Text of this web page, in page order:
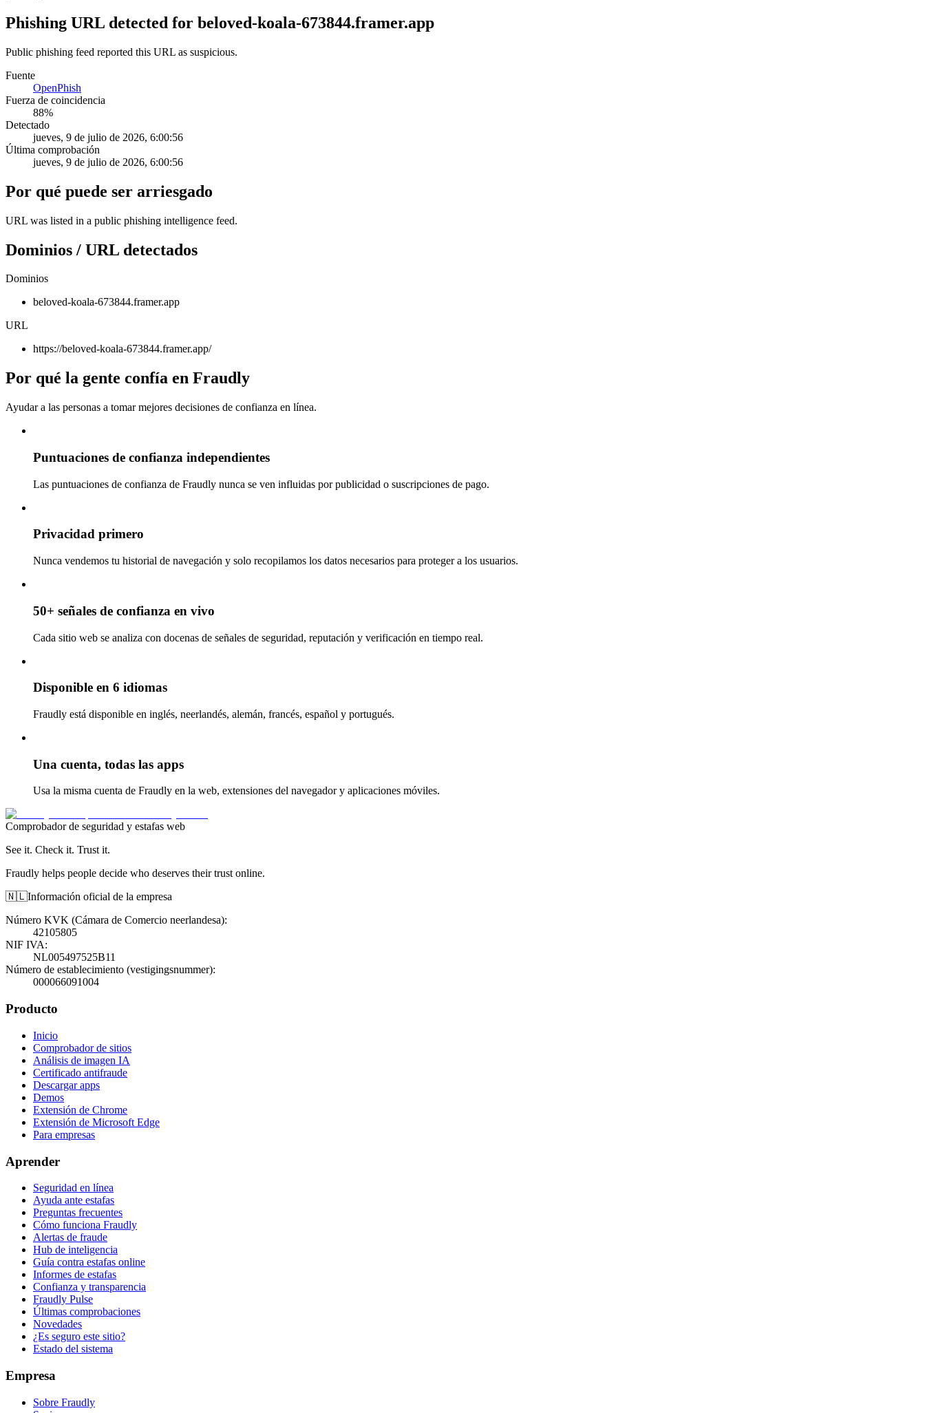
Phishing URL detected for beloved-koala-673844.framer.app
Public phishing feed reported this URL as suspicious.
Fuente
OpenPhish
Fuerza de coincidencia
88%
Detectado
jueves, 9 de julio de 2026, 6:00:56
Última comprobación
jueves, 9 de julio de 2026, 6:00:56
Por qué puede ser arriesgado
URL was listed in a public phishing intelligence feed.
Dominios / URL detectados
Dominios
beloved-koala-673844.framer.app
URL
https://beloved-koala-673844.framer.app/
Por qué la gente confía en Fraudly
Ayudar a las personas a tomar mejores decisiones de confianza en línea.
Puntuaciones de confianza independientes
Las puntuaciones de confianza de Fraudly nunca se ven influidas por publicidad o suscripciones de pago.
Privacidad primero
Nunca vendemos tu historial de navegación y solo recopilamos los datos necesarios para proteger a los usuarios.
50+ señales de confianza en vivo
Cada sitio web se analiza con docenas de señales de seguridad, reputación y verificación en tiempo real.
Disponible en 6 idiomas
Fraudly está disponible en inglés, neerlandés, alemán, francés, español y portugués.
Una cuenta, todas las apps
Usa la misma cuenta de Fraudly en la web, extensiones del navegador y aplicaciones móviles.
Comprobador de seguridad y estafas web
See it. Check it. Trust it.
Fraudly helps people decide who deserves their trust online.
🇳🇱Información oficial de la empresa
Número KVK (Cámara de Comercio neerlandesa):
42105805
NIF IVA:
NL005497525B11
Número de establecimiento (vestigingsnummer):
000066091004
Producto
Inicio
Comprobador de sitios
Análisis de imagen IA
Certificado antifraude
Descargar apps
Demos
Extensión de Chrome
Extensión de Microsoft Edge
Para empresas
Aprender
Seguridad en línea
Ayuda ante estafas
Preguntas frecuentes
Cómo funciona Fraudly
Alertas de fraude
Hub de inteligencia
Guía contra estafas online
Informes de estafas
Confianza y transparencia
Fraudly Pulse
Últimas comprobaciones
Novedades
¿Es seguro este sitio?
Estado del sistema
Empresa
Sobre Fraudly